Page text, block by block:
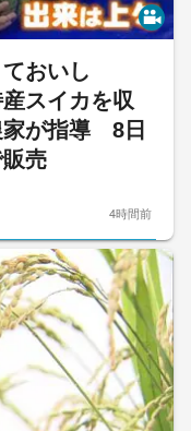
おいし
スイカを収
が指導 8日
販売
4時間前